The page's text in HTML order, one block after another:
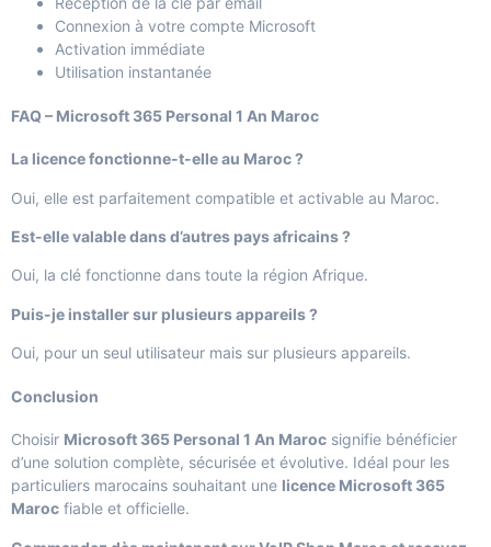
Connexion à votre compte Microsoft
Activation immédiate
Utilisation instantanée
FAQ – Microsoft 365 Personal 1 An Maroc
La licence fonctionne-t-elle au Maroc ?
Oui, elle est parfaitement compatible et activable au Maroc.
Est-elle valable dans d’autres pays africains ?
Oui, la clé fonctionne dans toute la région Afrique.
Puis-je installer sur plusieurs appareils ?
Oui, pour un seul utilisateur mais sur plusieurs appareils.
Conclusion
Choisir Microsoft 365 Personal 1 An Maroc signifie bénéficier
d’une solution complète, sécurisée et évolutive. Idéal pour les
particuliers marocains souhaitant une licence Microsoft 365
Maroc fiable et officielle.